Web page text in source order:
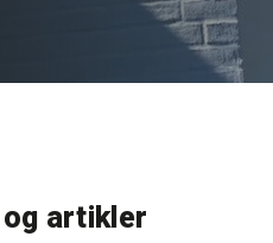
artikler